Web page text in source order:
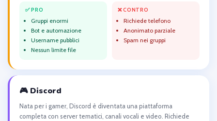
✅ PRO
Gruppi enormi
Bot e automazione
Username pubblici
Nessun limite file
❌ CONTRO
Richiede telefono
Anonimato parziale
Spam nei gruppi
🎮 Discord
Nata per i gamer, Discord è diventata una piattaforma
completa con server tematici, canali vocali e video. Richiede